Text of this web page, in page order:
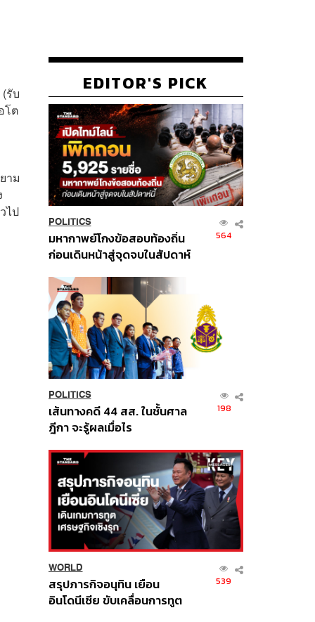
รับ
โต
าม
ไป
EDITOR'S PICK
POLITICS
มหากาพย์โกงข้อสอบท้องถิ่น
ก่อนเดินหน้าสู่จุดจบในสัปดาห์
564
POLITICS
เส้นทางคดี 44 สส. ในชั้นศาล
ฎีกา จะรู้ผลเมื่อไร
198
WORLD
สรุปภารกิจอนุทิน เยือน
อินโดนีเซีย ขับเคลื่อนการทูต
539